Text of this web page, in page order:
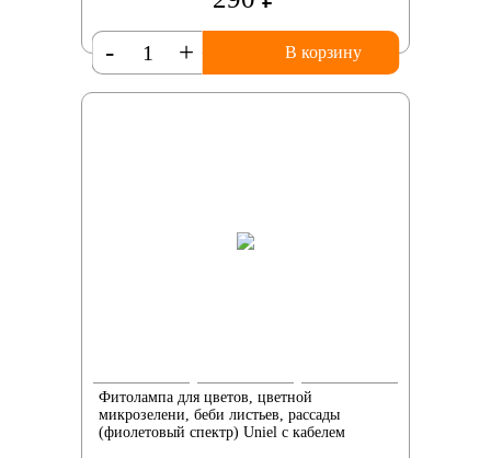
+
- В корзину
Фитолампа для цветов, цветной
микрозелени, беби листьев, рассады
(фиолетовый спектр) Uniel с кабелем